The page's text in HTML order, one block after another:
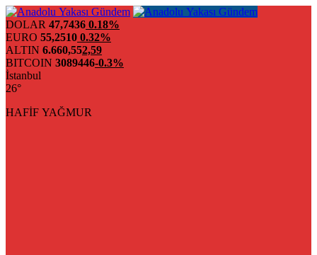
DOLAR 47,7436 0.18%
EURO 55,2510 0.32%
ALTIN 6.660,552,59
BITCOIN 3089446-0.3%
İstanbul
26°
HAFİF YAĞMUR